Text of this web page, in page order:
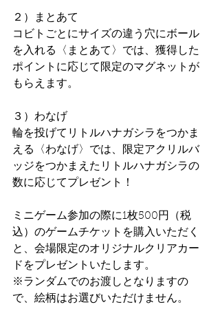
２）まとあて
コビトごとにサイズの違う穴にボール
を入れる〈まとあて〉では、獲得した
ポイントに応じて限定のマグネットが
もらえます。
３）わなげ
輪を投げてリトルハナガシラをつかま
える〈わなげ〉では、限定アクリルバ
ッジをつかまえたリトルハナガシラの
数に応じてプレゼント！
ミニゲーム参加の際に1枚500円（税
込）のゲームチケットを購入いただく
と、会場限定のオリジナルクリアカー
ドをプレゼントいたします。
※ランダムでのお渡しとなりますの
で、絵柄はお選びいただけません。